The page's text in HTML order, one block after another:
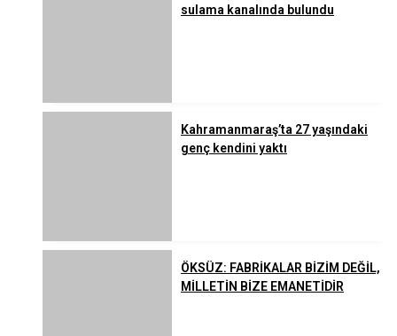
sulama kanalında bulundu
Kahramanmaraş’ta 27 yaşındaki
genç kendini yaktı
ÖKSÜZ: FABRİKALAR BİZİM DEĞİL,
MİLLETİN BİZE EMANETİDİR